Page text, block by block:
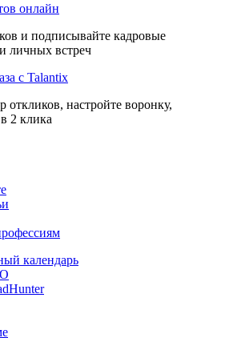
онлайн
и подписывайте кадровые
личных встреч
с Talantix
откликов, настройте воронку,
2 клика
календарь